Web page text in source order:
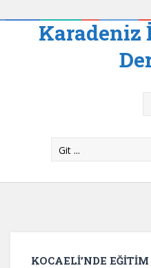
Karadeniz
Git ...
KOCAELİ’NDE